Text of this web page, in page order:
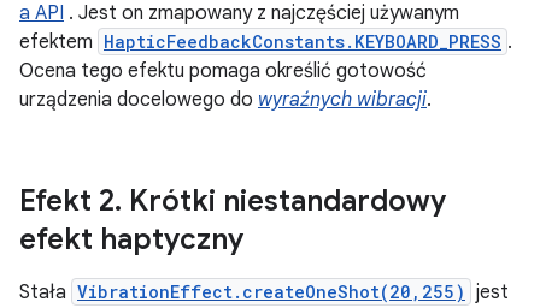
a API . Jest on zmapowany z najczęściej używanym
efektem HapticFeedbackConstants.KEYBOARD_PRESS .
Ocena tego efektu pomaga określić gotowość
urządzenia docelowego do wyraźnych wibracji.
Efekt 2. Krótki niestandardowy
efekt haptyczny
Stała VibrationEffect.createOneShot(20,255) jest